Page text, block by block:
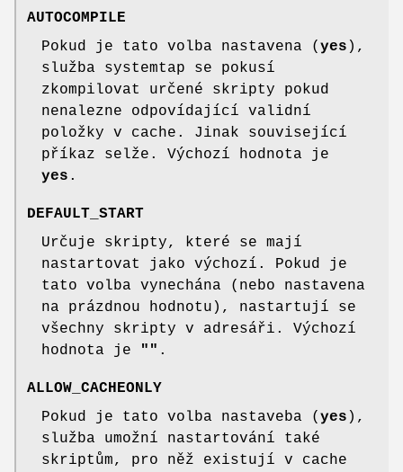
AUTOCOMPILE
Pokud je tato volba nastavena ( yes ),
služba systemtap se pokusí
zkompilovat určené skripty pokud
nenalezne odpovídající validní
položky v cache. Jinak související
příkaz selže. Výchozí hodnota je
yes .
DEFAULT_START
Určuje skripty, které se mají
nastartovat jako výchozí. Pokud je
tato volba vynechána (nebo nastavena
na prázdnou hodnotu), nastartují se
všechny skripty v adresáři. Výchozí
hodnota je
"" .
ALLOW_CACHEONLY
Pokud je tato volba nastaveba ( yes ),
služba umožní nastartování také
skriptům, pro něž existují v cache